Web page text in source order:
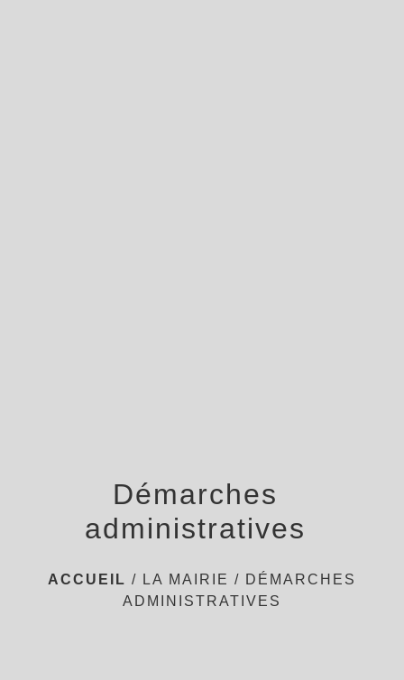
Démarches
administratives
ACCUEIL / LA MAIRIE / DÉMARCHES
ADMINISTRATIVES